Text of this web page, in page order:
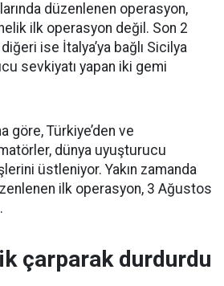
düzenlenen operasyon,
ilk operasyon değil. Son 2
ise İtalya’ya bağlı Sicilya
sevkiyatı yapan iki gemi
göre, Türkiye’den ve
dünya uyuşturucu
üstleniyor. Yakın zamanda
ilk operasyon, 3 Ağustos
çarparak durdurdu